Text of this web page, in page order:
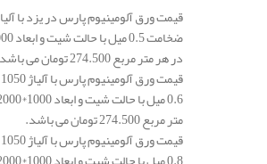
در هر متر مربع 274.500 تومان می باشد.
متر مربع 274.500 تومان می باشد.